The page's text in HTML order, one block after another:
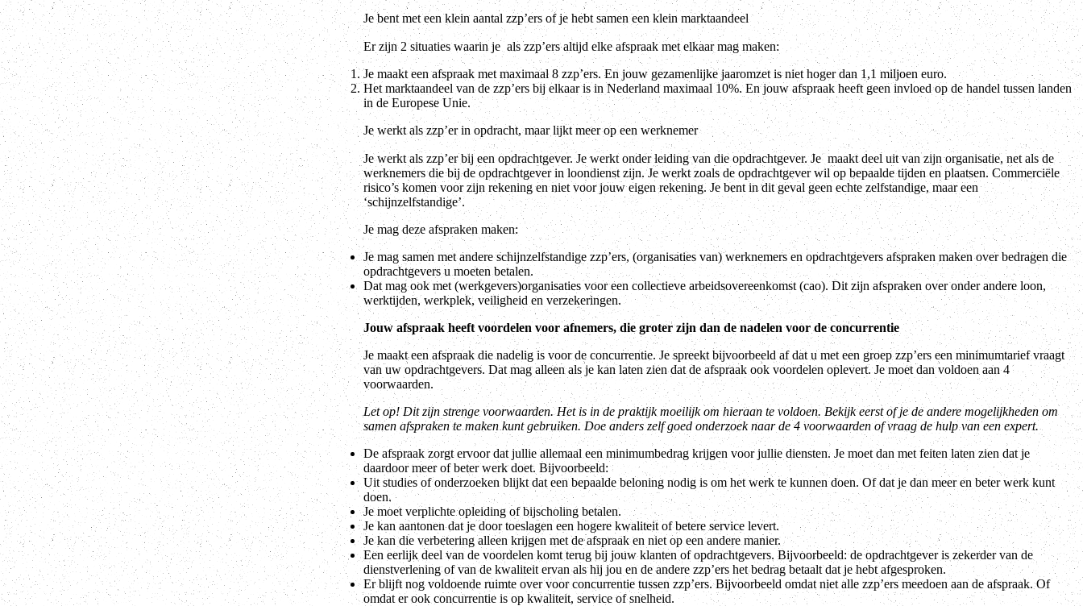
Je bent met een klein aantal zzp’ers of je hebt samen een klein marktaandeel
Er zijn 2 situaties waarin je als zzp’ers altijd elke afspraak met elkaar mag maken:
Je maakt een afspraak met maximaal 8 zzp’ers. En jouw gezamenlijke jaaromzet is niet hoger dan 1,1 miljoen euro.
Het marktaandeel van de zzp’ers bij elkaar is in Nederland maximaal 10%. En jouw afspraak heeft geen invloed op de handel tussen landen
in de Europese Unie.
Je werkt als zzp’er in opdracht, maar lijkt meer op een werknemer
Je werkt als zzp’er bij een opdrachtgever. Je werkt onder leiding van die opdrachtgever. Je maakt deel uit van zijn organisatie, net als de
werknemers die bij de opdrachtgever in loondienst zijn. Je werkt zoals de opdrachtgever wil op bepaalde tijden en plaatsen. Commerciële
risico’s komen voor zijn rekening en niet voor jouw eigen rekening. Je bent in dit geval geen echte zelfstandige, maar een
‘schijnzelfstandige’.
Je mag deze afspraken maken:
Je mag samen met andere schijnzelfstandige zzp’ers, (organisaties van) werknemers en opdrachtgevers afspraken maken over bedragen die
opdrachtgevers u moeten betalen.
Dat mag ook met (werkgevers)organisaties voor een collectieve arbeidsovereenkomst (cao). Dit zijn afspraken over onder andere loon,
werktijden, werkplek, veiligheid en verzekeringen.
Jouw afspraak heeft voordelen voor afnemers, die groter zijn dan de nadelen voor de concurrentie
Je maakt een afspraak die nadelig is voor de concurrentie. Je spreekt bijvoorbeeld af dat u met een groep zzp’ers een minimumtarief vraagt
van uw opdrachtgevers. Dat mag alleen als je kan laten zien dat de afspraak ook voordelen oplevert. Je moet dan voldoen aan 4
voorwaarden.
Let op! Dit zijn strenge voorwaarden. Het is in de praktijk moeilijk om hieraan te voldoen. Bekijk eerst of je de andere mogelijkheden om
samen afspraken te maken kunt gebruiken. Doe anders zelf goed onderzoek naar de 4 voorwaarden of vraag de hulp van een expert.
De afspraak zorgt ervoor dat jullie allemaal een minimumbedrag krijgen voor jullie diensten. Je moet dan met feiten laten zien dat je
daardoor meer of beter werk doet. Bijvoorbeeld:
Uit studies of onderzoeken blijkt dat een bepaalde beloning nodig is om het werk te kunnen doen. Of dat je dan meer en beter werk kunt
doen.
Je moet verplichte opleiding of bijscholing betalen.
Je kan aantonen dat je door toeslagen een hogere kwaliteit of betere service levert.
Je kan die verbetering alleen krijgen met de afspraak en niet op een andere manier.
Een eerlijk deel van de voordelen komt terug bij jouw klanten of opdrachtgevers. Bijvoorbeeld: de opdrachtgever is zekerder van de
dienstverlening of van de kwaliteit ervan als hij jou en de andere zzp’ers het bedrag betaalt dat je hebt afgesproken.
Er blijft nog voldoende ruimte over voor concurrentie tussen zzp’ers. Bijvoorbeeld omdat niet alle zzp’ers meedoen aan de afspraak. Of
omdat er ook concurrentie is op kwaliteit, service of snelheid.